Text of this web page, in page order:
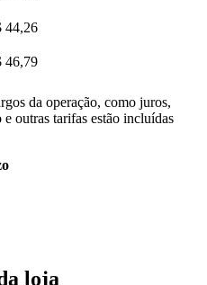
44,26
46,79
da operação, como juros,
outras tarifas estão incluídas
loja